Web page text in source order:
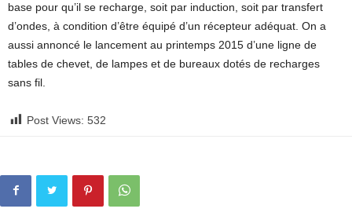
base pour qu’il se recharge, soit par induction, soit par transfert
d’ondes, à condition d’être équipé d’un récepteur adéquat. On a
aussi annoncé le lancement au printemps 2015 d’une ligne de
tables de chevet, de lampes et de bureaux dotés de recharges
sans fil.
Post Views: 532